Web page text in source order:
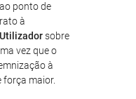
ponto de
à
Utilizadorsobre
vez que o
à
maior.